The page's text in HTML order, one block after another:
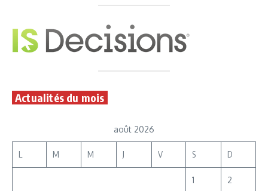
Actualités du mois
août 2026
L M M J V S D
1 2